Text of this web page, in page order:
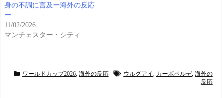
身の不調に言及ー海外の反応
ー
11/02/2026
マンチェスター・シティ
ワールドカップ2026, 海外の反応 ウルグアイ, カーボベルデ, 海外の
反応